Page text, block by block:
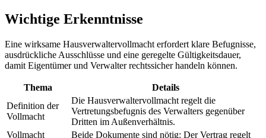
Wichtige Erkenntnisse
Eine wirksame Hausverwaltervollmacht erfordert klare Befugnisse,
ausdrückliche Ausschlüsse und eine geregelte Gültigkeitsdauer,
damit Eigentümer und Verwalter rechtssicher handeln können.
Thema
Details
Definition der
Vollmacht
Die Hausverwaltervollmacht regelt die
Vertretungsbefugnis des Verwalters gegenüber
Dritten im Außenverhältnis.
Vollmacht
Beide Dokumente sind nötig: Der Vertrag regelt